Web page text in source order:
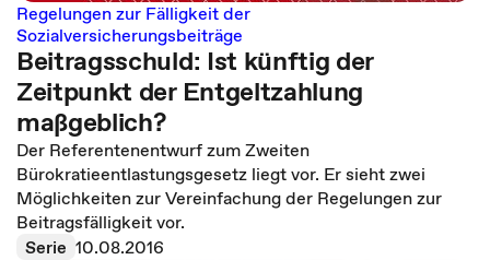
Regelungen zur Fälligkeit der
Sozialversicherungsbeiträge
Beitragsschuld: Ist künftig der
Zeitpunkt der Entgeltzahlung
maßgeblich?
Der Referentenentwurf zum Zweiten
Bürokratieentlastungsgesetz liegt vor. Er sieht zwei
Möglichkeiten zur Vereinfachung der Regelungen zur
Beitragsfälligkeit vor.
Serie 10.08.2016